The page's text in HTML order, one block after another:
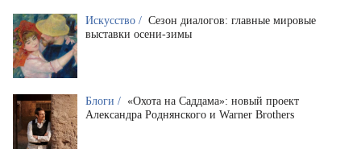
Искусство / Сезон диалогов: главные мировые
выставки осени-зимы
Блоги / «Охота на Саддама»: новый проект
Александра Роднянского и Warner Brothers